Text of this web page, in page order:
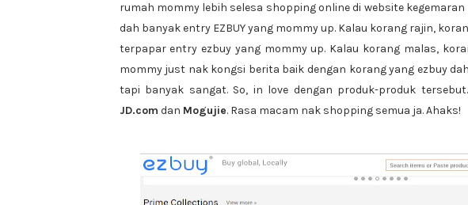
rumah mommy lebih selesa shopping online di website
dah banyak entry EZBUY yang mommy up. Kalau korang rajin,
terpapar entry ezbuy yang mommy up. Kalau korang malas,
mommy just nak kongsi berita baik dengan korang yang ezbuy
tapi banyak sangat. So, in love dengan produk-produk
JD.com dan Mogujie. Rasa macam nak shopping semua ja. Ahaks!